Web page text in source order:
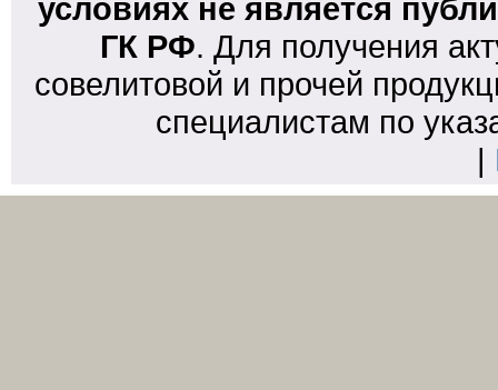
условиях не является
ГК РФ. Для получения
совелитовой и прочей
специалистам по
|